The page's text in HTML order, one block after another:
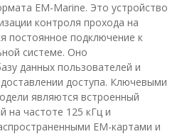
EM-Marine. Это устройство
контроля прохода на
постоянное подключение к
системе. Оно
данных пользователей и
доступа. Ключевыми
являются встроенный
на частоте 125 кГц и
EM-картами и